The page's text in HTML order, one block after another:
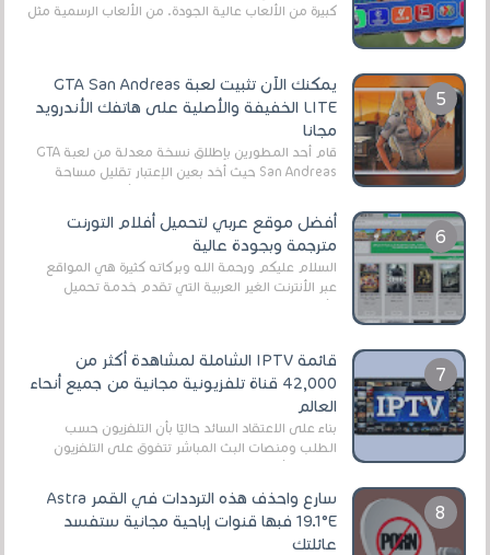
كبيرة من الألعاب عالية الجودة. من الألعاب الرسمية مثل
يمكنك الآن تثبيت لعبة GTA San Andreas
LITE الخفيفة والأصلية على هاتفك الأندرويد
مجانا
قام أحد المطورين بإطلاق نسخة معدلة من لعبة GTA
San Andreas حيث أخد بعين الإعتبار تقليل مساحة
أفضل موقع عربي لتحميل أفلام التورنت
مترجمة وبجودة عالية
السلام عليكم ورحمة الله وبركاته كثيرة هي المواقع
عبر الأنترنت الغير العربية التي تقدم خدمة تحميل
الأفلام على التورنت ، ومعظم هذه المواقع ل...
قائمة IPTV الشاملة لمشاهدة أكثر من
42,000 قناة تلفزيونية مجانية من جميع أنحاء
العالم
بناءً على الاعتقاد السائد حاليًا بأن التلفزيون حسب
الطلب ومنصات البث المباشر تتفوق على التلفزيون
الرقمي الأرضي التقليدي، يُعدّ IPTV-org خيار...
سارع واحذف هذه الترددات في القمر Astra
19.1°E فبها قنوات إباحية مجانية ستفسد
عائلتك